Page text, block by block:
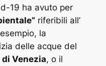
19 ha avuto per
riferibili all’
la
delle acque del
di Venezia, o il